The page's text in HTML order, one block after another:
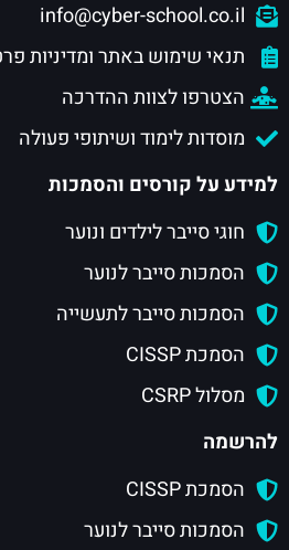
info@cyber-school.co.il
תנאי שימוש באתר ומדיניות
הצטרפו לצוות ההדרכה
מוסדות לימוד ושיתופי פעולה
למידע על קורסים והסמכות
חוגי סייבר לילדים ונוער
הסמכות סייבר לנוער
הסמכות סייבר לתעשייה
הסמכת CISSP
מסלול CSRP
להרשמה
הסמכת CISSP
הסמכות סייבר לנוער